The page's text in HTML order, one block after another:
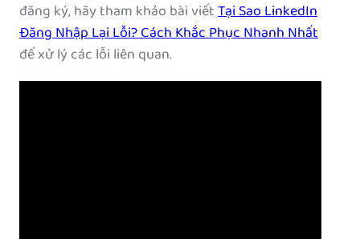
đăng ký, hãy tham khảo bài viếtTại Sao LinkedIn
Đăng Nhập Lại Lỗi? Cách Khắc Phục Nhanh Nhất
để xử lý các lỗi liên quan.